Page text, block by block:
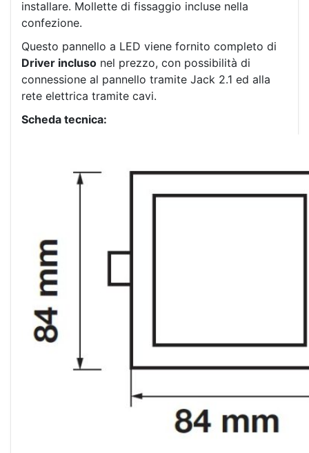
installare. Mollette di fissaggio incluse nella
confezione.
Questo pannello a LED viene fornito completo di
Driver incluso nel prezzo, con possibilità di
connessione al pannello tramite Jack 2.1 ed alla
rete elettrica tramite cavi.
Scheda tecnica: